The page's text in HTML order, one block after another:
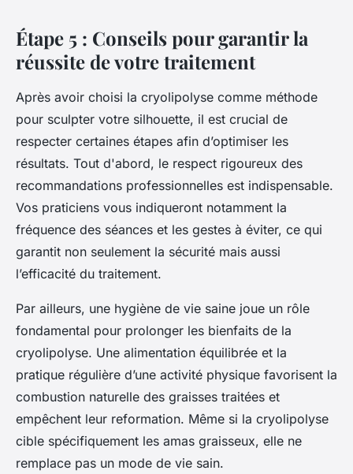
Étape 5 : Conseils pour garantir la
réussite de votre traitement
Après avoir choisi la cryolipolyse comme méthode
pour sculpter votre silhouette, il est crucial de
respecter certaines étapes afin d’optimiser les
résultats. Tout d'abord, le respect rigoureux des
recommandations professionnelles est indispensable.
Vos praticiens vous indiqueront notamment la
fréquence des séances et les gestes à éviter, ce qui
garantit non seulement la sécurité mais aussi
l’efficacité du traitement.
Par ailleurs, une hygiène de vie saine joue un rôle
fondamental pour prolonger les bienfaits de la
cryolipolyse. Une alimentation équilibrée et la
pratique régulière d’une activité physique favorisent la
combustion naturelle des graisses traitées et
empêchent leur reformation. Même si la cryolipolyse
cible spécifiquement les amas graisseux, elle ne
remplace pas un mode de vie sain.